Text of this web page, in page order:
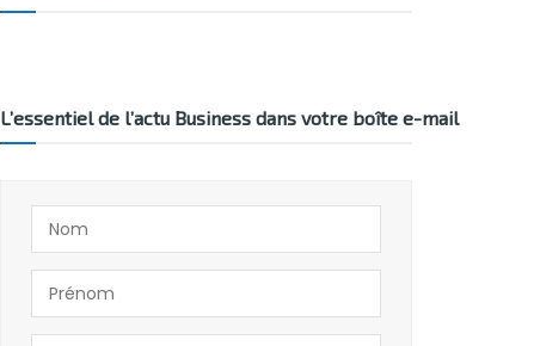
L’essentiel de l’actu Business dans votre boîte e-mail